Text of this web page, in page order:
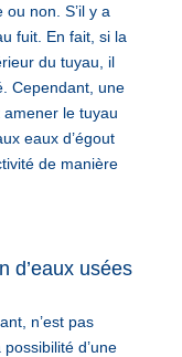
non. S’il y a
fuit. En fait, si la
du tuyau, il
Cependant, une
le tuyau
eaux d’égout
de manière
d’eaux usées
n’est pas
d’une